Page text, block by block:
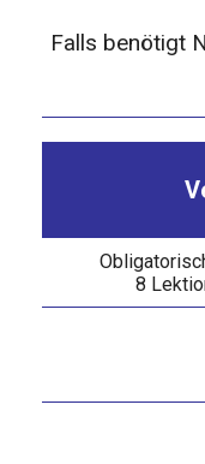
Falls benötigt
8